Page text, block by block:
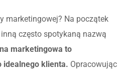
marketingowej? Na początek
często spotykaną nazwą
marketingowa to
idealnego klienta. Opracowując